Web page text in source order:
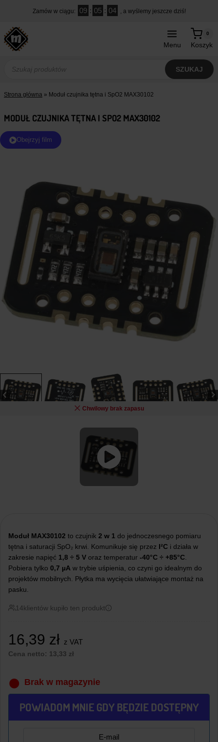
treści
Zamów w ciągu: 09 : 05 : 04 , a wyślemy jeszcze dziś!
Menu Koszyk
0
produktów
SZUKAJ
Strona główna » Moduł czujnika tętna i SpO2 MAX30102
MODUŁ CZUJNIKA TĘTNA I SPO2 MAX30102
Obejrzyj film
Chwilowy brak zapasu
Moduł MAX30102 to czujnik 2 w 1 do jednoczesnego pomiaru
tętna i saturacji SpO₂ krwi. Komunikuje się przez I²C i działa w
zakresie napięć 1,8 ÷ 5 V oraz temperatur -40°C ÷ +85°C
Pobiera tylko 0,7 µA w trybie uśpienia, co czyni go idealnym do
projektów mobilnych. Płytka ma wycięcia ułatwiające montaż na
pasku.
14klientów kupiło ten produkt
16,39 zł z VAT
Cena netto: 13,33 zł
Brak w magazynie
POWIADOM MNIE GDY BĘDZIE DOSTĘPNY